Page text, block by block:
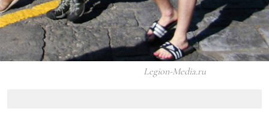
Legion-Media.ru